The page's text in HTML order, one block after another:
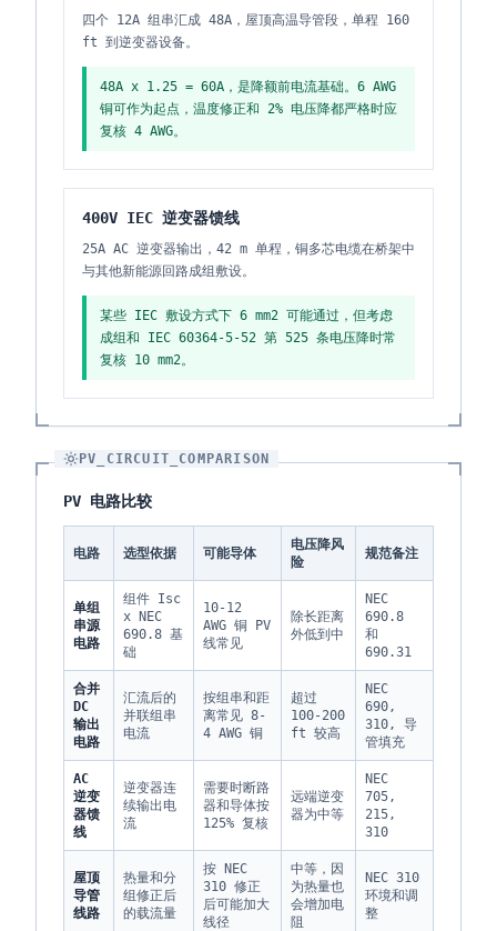
四个 12A 组串汇成 48A，屋顶高温导管段，单程 160
ft 到逆变器设备。
48A x 1.25 = 60A，是降额前电流基础。6 AWG
铜可作为起点，温度修正和 2% 电压降都严格时应
复核 4 AWG。
400V IEC 逆变器馈线
25A AC 逆变器输出，42 m 单程，铜多芯电缆在桥架中
与其他新能源回路成组敷设。
某些 IEC 敷设方式下 6 mm2 可能通过，但考虑
成组和 IEC 60364-5-52 第 525 条电压降时常
复核 10 mm2。
PV_CIRCUIT_COMPARISON
PV 电路比较
电路 选型依据 可能导体
电压降风
险
规范备注
单组
串源
电路
组件 Isc
x NEC
690.8 基
础
10-12
AWG 铜 PV
线常见
除长距离
外低到中
NEC
690.8
和
690.31
合并
DC
输出
电路
汇流后的
并联组串
电流
按组串和距
离常见 8-
4 AWG 铜
超过
100-200
ft 较高
NEC
690,
310, 导
管填充
AC
逆变
器馈
线
逆变器连
续输出电
流
需要时断路
器和导体按
125% 复核
远端逆变
器为中等
NEC
705,
215,
310
屋顶
导管
线路
热量和分
组修正后
的载流量
按 NEC
310 修正
后可能加大
线径
中等，因
为热量也
会增加电
阻
NEC 310
环境和调
整